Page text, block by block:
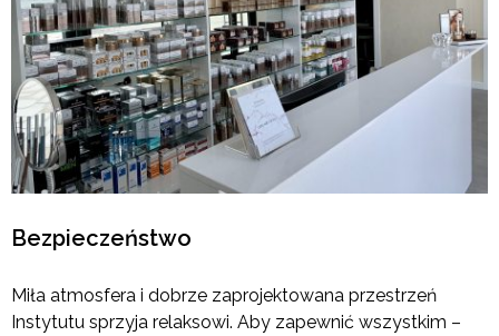
Bezpieczeństwo
Miła atmosfera i dobrze zaprojektowana przestrzeń
Instytutu sprzyja relaksowi. Aby zapewnić wszystkim –